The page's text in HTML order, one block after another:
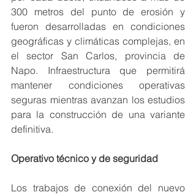
300 metros del punto de erosión y
fueron desarrolladas en condiciones
geográficas y climáticas complejas, en
el sector San Carlos, provincia de
Napo. Infraestructura que permitirá
mantener condiciones operativas
seguras mientras avanzan los estudios
para la construcción de una variante
definitiva.
Operativo técnico y de seguridad
Los trabajos de conexión del nuevo